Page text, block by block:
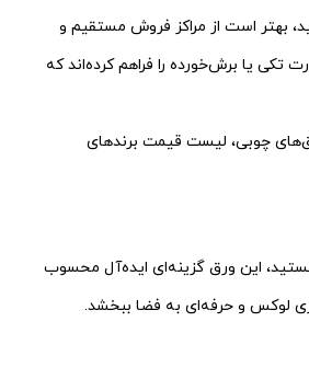
بهتر است از مراکز فروش مستقیم و
نهایی کمتر شود. همچنین برخی فروشگاه‌ها امکان خرید ورق ام دی اف رنگی 16 میل به‌صورت تکی یا برش‌خورده را فراهم کرده‌اند که
چوبی، لیست قیمت برندهای
هستید، این ورق گزینه‌ای ایده‌آل محسوب
لوکس و حرفه‌ای به فضا ببخشد.